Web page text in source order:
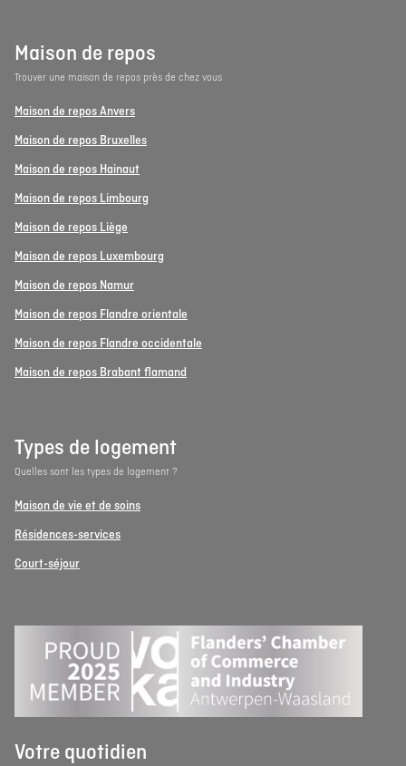
Maison de repos
Trouver une maison de repos près de chez vous
Maison de repos Anvers
Maison de repos Bruxelles
Maison de repos Hainaut
Maison de repos Limbourg
Maison de repos Liège
Maison de repos Luxembourg
Maison de repos Namur
Maison de repos Flandre orientale
Maison de repos Flandre occidentale
Maison de repos Brabant flamand
Types de logement
Quelles sont les types de logement ?
Maison de vie et de soins
Résidences-services
Court-séjour
Votre quotidien